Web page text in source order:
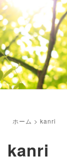
ホーム > kanri
kanri